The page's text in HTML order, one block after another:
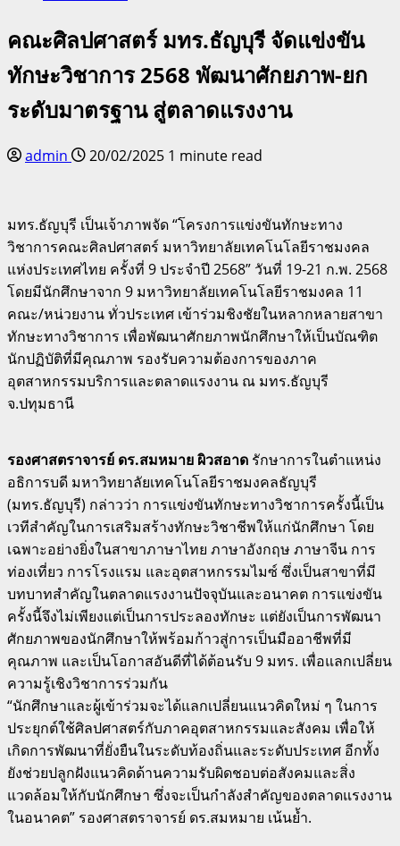
คณะศิลปศาสตร์ มทร.ธัญบุรี จัดแข่งขัน
ทักษะวิชาการ 2568 พัฒนาศักยภาพ-ยก
ระดับมาตรฐาน สู่ตลาดแรงงาน
admin 20/02/2025 1 minute read
มทร.ธัญบุรี เป็นเจ้าภาพจัด “โครงการแข่งขันทักษะทาง
วิชาการคณะศิลปศาสตร์ มหาวิทยาลัยเทคโนโลยีราชมงคล
แห่งประเทศไทย ครั้งที่ 9 ประจำปี 2568” วันที่ 19-21 ก.พ. 2568
โดยมีนักศึกษาจาก 9 มหาวิทยาลัยเทคโนโลยีราชมงคล 11
คณะ/หน่วยงาน ทั่วประเทศ เข้าร่วมชิงชัยในหลากหลายสาขา
ทักษะทางวิชาการ เพื่อพัฒนาศักยภาพนักศึกษาให้เป็นบัณฑิต
นักปฏิบัติที่มีคุณภาพ รองรับความต้องการของภาค
อุตสาหกรรมบริการและตลาดแรงงาน ณ มทร.ธัญบุรี
จ.ปทุมธานี
รองศาสตราจารย์ ดร.สมหมาย ผิวสอาด รักษาการในตำแหน่ง
อธิการบดี มหาวิทยาลัยเทคโนโลยีราชมงคลธัญบุรี
(มทร.ธัญบุรี) กล่าวว่า การแข่งขันทักษะทางวิชาการครั้งนี้เป็น
เวทีสำคัญในการเสริมสร้างทักษะวิชาชีพให้แก่นักศึกษา โดย
เฉพาะอย่างยิ่งในสาขาภาษาไทย ภาษาอังกฤษ ภาษาจีน การ
ท่องเที่ยว การโรงแรม และอุตสาหกรรมไมซ์ ซึ่งเป็นสาขาที่มี
บทบาทสำคัญในตลาดแรงงานปัจจุบันและอนาคต การแข่งขัน
ครั้งนี้จึงไม่เพียงแต่เป็นการประลองทักษะ แต่ยังเป็นการพัฒนา
ศักยภาพของนักศึกษาให้พร้อมก้าวสู่การเป็นมืออาชีพที่มี
คุณภาพ และเป็นโอกาสอันดีที่ได้ต้อนรับ 9 มทร. เพื่อแลกเปลี่ยน
ความรู้เชิงวิชาการร่วมกัน
“นักศึกษาและผู้เข้าร่วมจะได้แลกเปลี่ยนแนวคิดใหม่ ๆ ในการ
ประยุกต์ใช้ศิลปศาสตร์กับภาคอุตสาหกรรมและสังคม เพื่อให้
เกิดการพัฒนาที่ยั่งยืนในระดับท้องถิ่นและระดับประเทศ อีกทั้ง
ยังช่วยปลูกฝังแนวคิดด้านความรับผิดชอบต่อสังคมและสิ่ง
แวดล้อมให้กับนักศึกษา ซึ่งจะเป็นกำลังสำคัญของตลาดแรงงาน
ในอนาคต” รองศาสตราจารย์ ดร.สมหมาย เน้นย้ำ.